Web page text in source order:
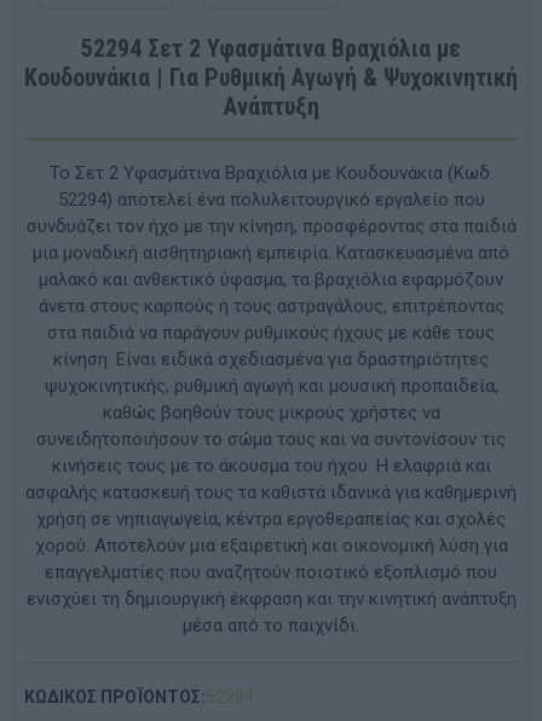
52294 Σετ 2 Υφασμάτινα Βραχιόλια με
Κουδουνάκια | Για Ρυθμική Αγωγή & Ψυχοκινητική
Ανάπτυξη
Το Σετ 2 Υφασμάτινα Βραχιόλια με Κουδουνάκια (Κωδ.
52294) αποτελεί ένα πολυλειτουργικό εργαλείο που
συνδυάζει τον ήχο με την κίνηση, προσφέροντας στα παιδιά
μια μοναδική αισθητηριακή εμπειρία. Κατασκευασμένα από
μαλακό και ανθεκτικό ύφασμα, τα βραχιόλια εφαρμόζουν
άνετα στους καρπούς ή τους αστραγάλους, επιτρέποντας
στα παιδιά να παράγουν ρυθμικούς ήχους με κάθε τους
κίνηση. Είναι ειδικά σχεδιασμένα για δραστηριότητες
ψυχοκινητικής, ρυθμική αγωγή και μουσική προπαιδεία,
καθώς βοηθούν τους μικρούς χρήστες να
συνειδητοποιήσουν το σώμα τους και να συντονίσουν τις
κινήσεις τους με το άκουσμα του ήχου. Η ελαφριά και
ασφαλής κατασκευή τους τα καθιστά ιδανικά για καθημερινή
χρήση σε νηπιαγωγεία, κέντρα εργοθεραπείας και σχολές
χορού. Αποτελούν μια εξαιρετική και οικονομική λύση για
επαγγελματίες που αναζητούν ποιοτικό εξοπλισμό που
ενισχύει τη δημιουργική έκφραση και την κινητική ανάπτυξη
μέσα από το παιχνίδι.
ΚΩΔΙΚΟΣ ΠΡΟΪΟΝΤΟΣ:52294